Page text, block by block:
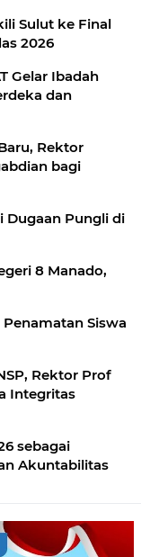
Sulut ke Final
2026
Gelar Ibadah
dan
Rektor
bagi
Dugaan Pungli di
8 Manado,
Siswa
Rektor Prof
Integritas
sebagai
Akuntabilitas